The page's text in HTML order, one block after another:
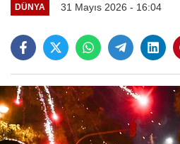
DÜNYA 31 Mayıs 2026 - 16:04